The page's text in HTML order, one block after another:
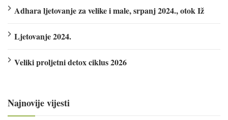
Adhara ljetovanje za velike i male, srpanj 2024., otok Iž
Ljetovanje 2024.
Veliki proljetni detox ciklus 2026
Najnovije vijesti